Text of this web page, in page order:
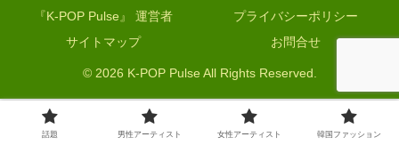
『K-POP Pulse』 運営者
プライバシーポリシー
サイトマップ
お問合せ
© 2026 K-POP Pulse All Rights Reserved.
話題 男性アーティスト 女性アーティスト 韓国ファッション